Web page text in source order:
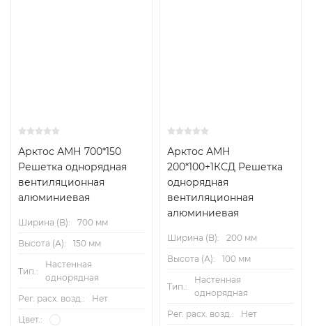
Арктос АМН 700*150
Решетка однорядная
вентиляционная
алюминиевая
Ширина (B):
700 мм
Высота (А):
150 мм
Тип.:
Настенная
однорядная
Рег. расх. возд.:
Нет
Цвет.:
Арктос АМН
200*100+1КСД Решетка
однорядная
вентиляционная
алюминиевая
Ширина (B):
200 мм
Высота (А):
100 мм
Тип.:
Настенная
однорядная
Рег. расх. возд.:
Нет